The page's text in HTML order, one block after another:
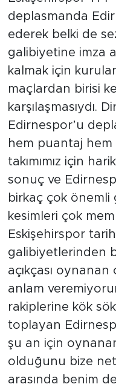
deplasmanda
ederek belki de
galibiyetine imza
kalmak için
maçlardan birisi
karşılaşmasıydı.
Edirnespor’u
hem puantaj hem
takımımız için
sonuç ve
birkaç çok önemli
kesimleri çok
Eskişehirspor
galibiyetlerinden
açıkçası
anlam
rakiplerine kök
toplayan
şu an için
olduğunu bize
arasında benim